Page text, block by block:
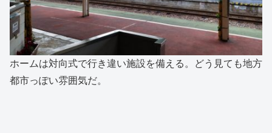
ホームは対向式で行き違い施設を備える。どう見ても地方
都市っぽい雰囲気だ。